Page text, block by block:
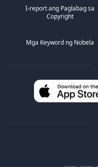
I-report ang Paglabag sa
Copyright
Mga Keyword ng Nobela